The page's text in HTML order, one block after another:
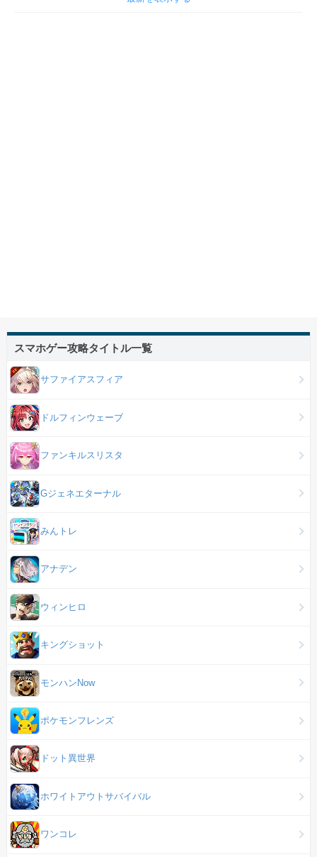
スマホゲー攻略タイトル一覧
サファイアスフィア
ドルフィンウェーブ
ファンキルスリスタ
Gジェネエターナル
みんトレ
アナデン
ウィンヒロ
キングショット
モンハンNow
ポケモンフレンズ
ドット異世界
ホワイトアウトサバイバル
ワンコレ